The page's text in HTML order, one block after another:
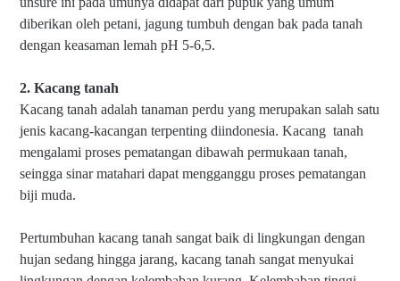
diberikan oleh petani, jagung tumbuh dengan bak pada tanah
dengan keasaman lemah pH 5-6,5.
2. Kacang tanah
Kacang tanah adalah tanaman perdu yang merupakan salah satu
jenis kacang-kacangan terpenting diindonesia. Kacang tanah
mengalami proses pematangan dibawah permukaan tanah,
seingga sinar matahari dapat mengganggu proses pematangan
biji muda.
Pertumbuhan kacang tanah sangat baik di lingkungan dengan
hujan sedang hingga jarang, kacang tanah sangat menyukai